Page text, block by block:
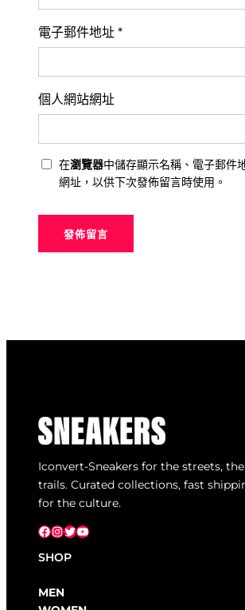
電子郵件地址 *
個人網站網址
在瀏覽器中儲存顯示名稱、電子郵件
網址，以供下次發佈留言時使用。
Iconvert-Sneakers for the streets,
trails. Curated collections, fast
for the culture.
Facebook InstagramX YouTube
SHOP
MEN